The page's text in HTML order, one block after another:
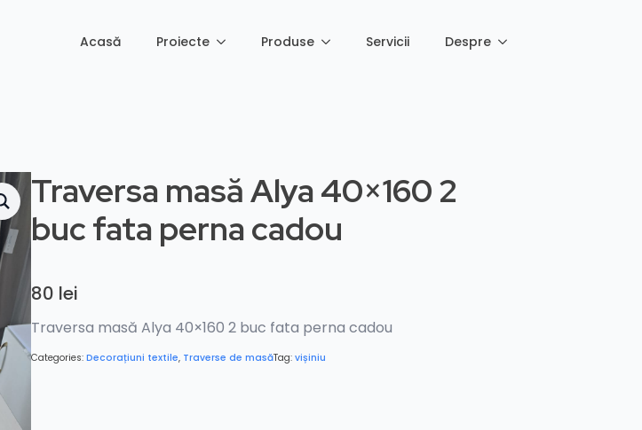
Acasă Proiecte Produse Servicii Despre
Traversa masă Alya 40×160 2
buc fata perna cadou
80 lei
Traversa masă Alya 40×160 2 buc fata perna cadou
Categories: Decorațiuni textile, Traverse de masăTag: vișiniu